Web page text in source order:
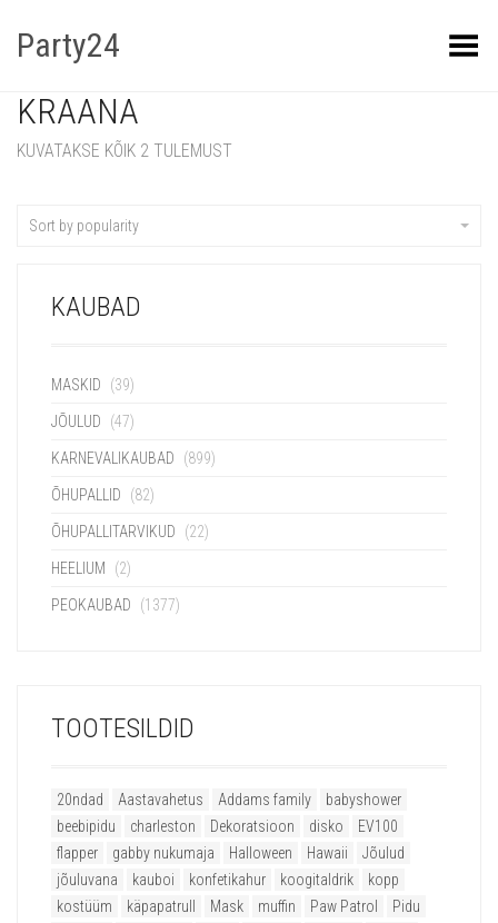
Party24 Kuva menüü
KRAANA
KUVATAKSE KÕIK 2 TULEMUST
Sort by popularity
KAUBAD
MASKID (39)
JÕULUD (47)
KARNEVALIKAUBAD (899)
ÕHUPALLID (82)
ÕHUPALLITARVIKUD (22)
HEELIUM (2)
PEOKAUBAD (1377)
TOOTESILDID
20ndad Aastavahetus Addams family
babyshower
beebipidu
charleston Dekoratsioon disko
EV100
flapper
gabby nukumaja Halloween Hawaii
Jõulud
jõuluvana
kauboi konfetikahur koogitaldrik
kopp
kostüüm
käpapatrull Mask muffin Paw Patrol
Pidu